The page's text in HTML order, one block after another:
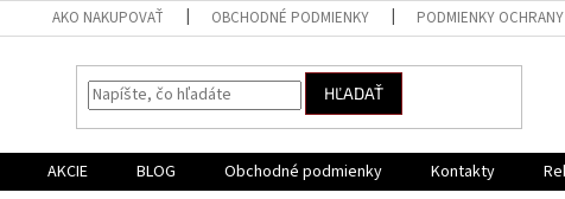
AKO NAKUPOVAŤ OBCHODNÉ PODMIENKY PODMIENKY OCHRANY
HĽADAŤ
AKCIE BLOG Obchodné podmienky Kontakty